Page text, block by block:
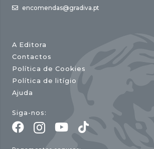
encomendas@gradiva.pt
A Editora
Contactos
Política de Cookies
Política de litígio
Ajuda
Siga-nos: